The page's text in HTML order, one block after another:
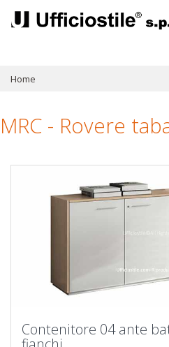
Home
MRC - Rovere
Contenitore 04 ante